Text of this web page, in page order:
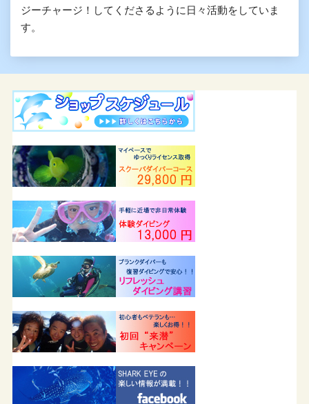
ジーチャージ！してくださるように日々活動をしていま
す。